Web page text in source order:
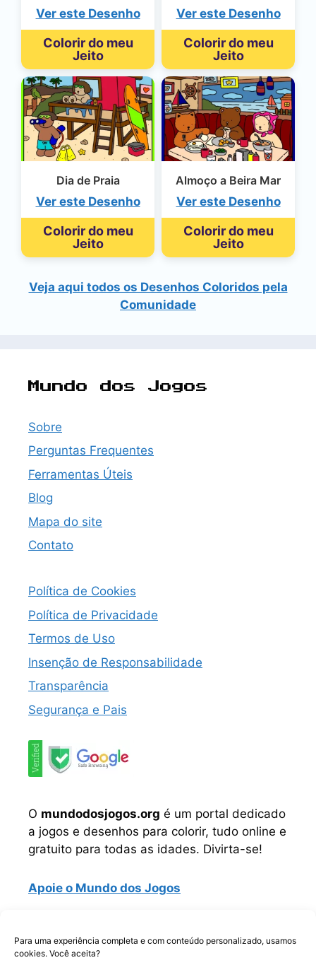
Para uma experiência completa e com conteúdo personalizado, usamos
cookies. Você aceita?
Ver este Desenho
Colorir do meu
Jeito
Ver este Desenho
Colorir do meu
Jeito
Dia de Praia
Ver este Desenho
Colorir do meu
Jeito
Almoço a Beira Mar
Ver este Desenho
Colorir do meu
Jeito
Veja aqui todos os Desenhos Coloridos pela
Comunidade
Mundo dos Jogos
Sobre
Perguntas Frequentes
Ferramentas Úteis
Blog
Mapa do site
Contato
Política de Cookies
Política de Privacidade
Termos de Uso
Insenção de Responsabilidade
Transparência
Segurança e Pais
O mundodosjogos.org é um portal dedicado
a jogos e desenhos para colorir, tudo online e
gratuito para todas as idades. Divirta-se!
Apoie o Mundo dos Jogos
Telegram WhatsApp